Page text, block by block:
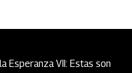
Esperanza VII: Estas son